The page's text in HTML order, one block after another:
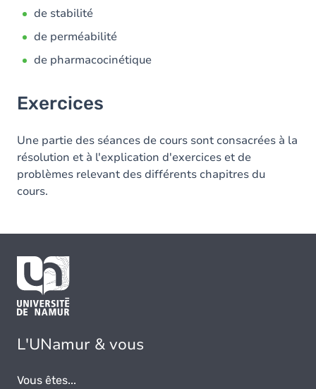
de stabilité
de perméabilité
de pharmacocinétique
Exercices
Une partie des séances de cours sont consacrées à la
résolution et à l'explication d'exercices et de
problèmes relevant des différents chapitres du
cours.
L'UNamur & vous
Vous êtes...